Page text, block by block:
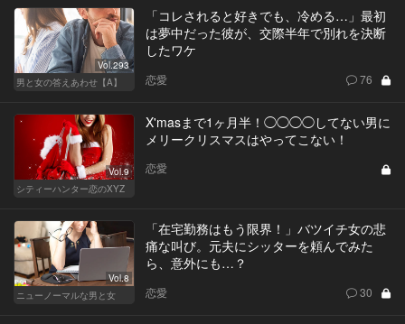
Vol.293
男と女の答えあわせ【A】
「コレされると好きでも、冷める…」最初
は夢中だった彼が、交際半年で別れを決断
したワケ
恋愛 76
Vol.9
シティーハンター恋のXYZ
X'masまで1ヶ月半！◯◯◯◯してない男に
メリークリスマスはやってこない！
恋愛
Vol.8
ニューノーマルな男と女
「在宅勤務はもう限界！」バツイチ女の悲
痛な叫び。元夫にシッターを頼んでみた
ら、意外にも…？
恋愛 30